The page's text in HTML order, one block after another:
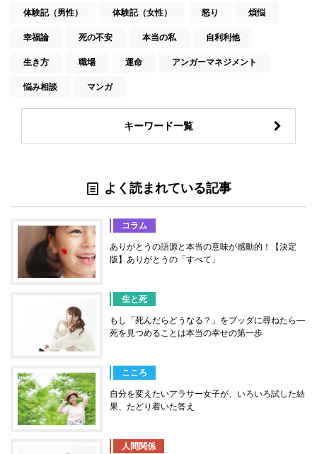
体験記（男性） 体験記（女性） 怒り 煩悩
幸福論 死の不安 本当の私 自利利他
生き方 職場 運命 アンガーマネジメント
悩み相談 マンガ
キーワード一覧
よく読まれている記事
コラム
ありがとうの語源と本当の意味が感動的！【決定
版】ありがとうの「すべて」
生と死
もし「死んだらどうなる？」をブッダに尋ねたら―
死を見つめることは本当の幸せの第一歩
こころ
自分を変えたいアラサー女子が、いろいろ試した結
果、たどり着いた答え
人間関係